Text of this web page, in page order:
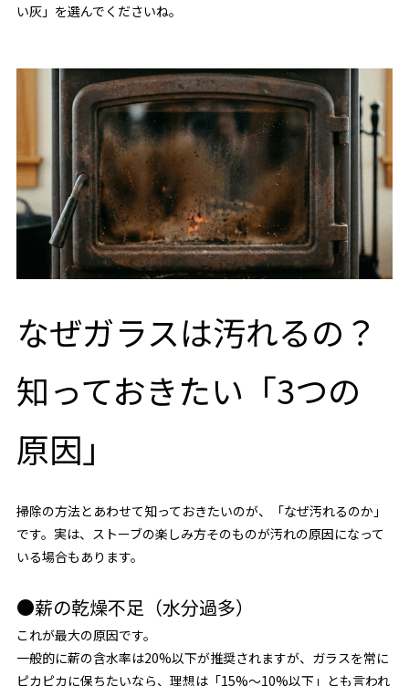
い灰」を選んでくださいね。
なぜガラスは汚れるの？
知っておきたい「3つの
原因」
掃除の方法とあわせて知っておきたいのが、「なぜ汚れるのか」
です。実は、ストーブの楽しみ方そのものが汚れの原因になって
いる場合もあります。
●薪の乾燥不足（水分過多）
これが最大の原因です。
一般的に薪の含水率は20%以下が推奨されますが、ガラスを常に
ピカピカに保ちたいなら、理想は「15%～10%以下」とも言われ